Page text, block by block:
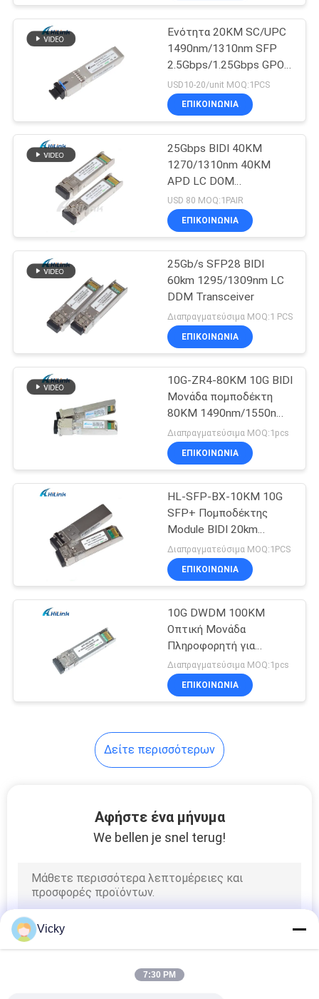
πομποδέκτης XFP
QSFP+
πομποδέκτης
άμεσος συνδέστε
το χάλκινο
καλώδιο
82
ενεργό οπτικό
καλώδιο
μέσων ενημέρωσης
Μηχανικός οπτικός
διακόπτης
Ενότητα 20KM SC/UPC
1490nm/1310nm SFP
2.5Gbps/1.25Gbps GPON
OLT GPON SFP OLT C+
USD10-20/unit MOQ:1PCS
ΕΠΙΚΟΙΝΩΝΙΑ
25Gbps BIDI 40KM
1270/1310nm 40KM
APD LC DOM
Transceiver 25G
Ethernet Φύλακες
οπτικών δέκτη
USD 80 MOQ:1PAIR
ΕΠΙΚΟΙΝΩΝΙΑ
25Gb/s SFP28 BIDI
60km 1295/1309nm LC
DDM Transceiver
Διαπραγματεύσιμα MOQ:1 PCS
ΕΠΙΚΟΙΝΩΝΙΑ
10G-ZR4-80KM 10G BIDI
Μονάδα πομποδέκτη
80KM 1490nm/1550nm
SFP+ STM-64 WDM
8SFP+ SMF
Διαπραγματεύσιμα MOQ:1pcs
ΕΠΙΚΟΙΝΩΝΙΑ
HL-SFP-BX-10KM 10G
SFP+ Πομποδέκτης
Module BIDI 20km
1270nm 1330nm LC
Connector RoHS
Διαπραγματεύσιμα MOQ:1PCS
ΕΠΙΚΟΙΝΩΝΙΑ
10G DWDM 100KM
Οπτική Μονάδα
Πληροφορητή για
Μεταφορά Μακρινών
Αποστάσεων 100GHz C
Band Οπτική Μονάδα
Διαπραγματεύσιμα MOQ:1pcs
ΕΠΙΚΟΙΝΩΝΙΑ
Δείτε περισσότερων
Αφήστε ένα μήνυμα
We bellen je snel terug!
Vicky
7:30 PM